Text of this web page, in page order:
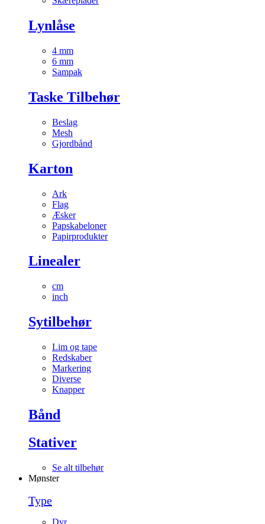
Lynlåse
4 mm
6 mm
Sampak
Taske Tilbehør
Beslag
Mesh
Gjordbånd
Karton
Ark
Flag
Æsker
Papskabeloner
Papirprodukter
Linealer
cm
inch
Sytilbehør
Lim og tape
Redskaber
Markering
Diverse
Knapper
Bånd
Stativer
Se alt tilbehør
Mønster
Type
Dyr